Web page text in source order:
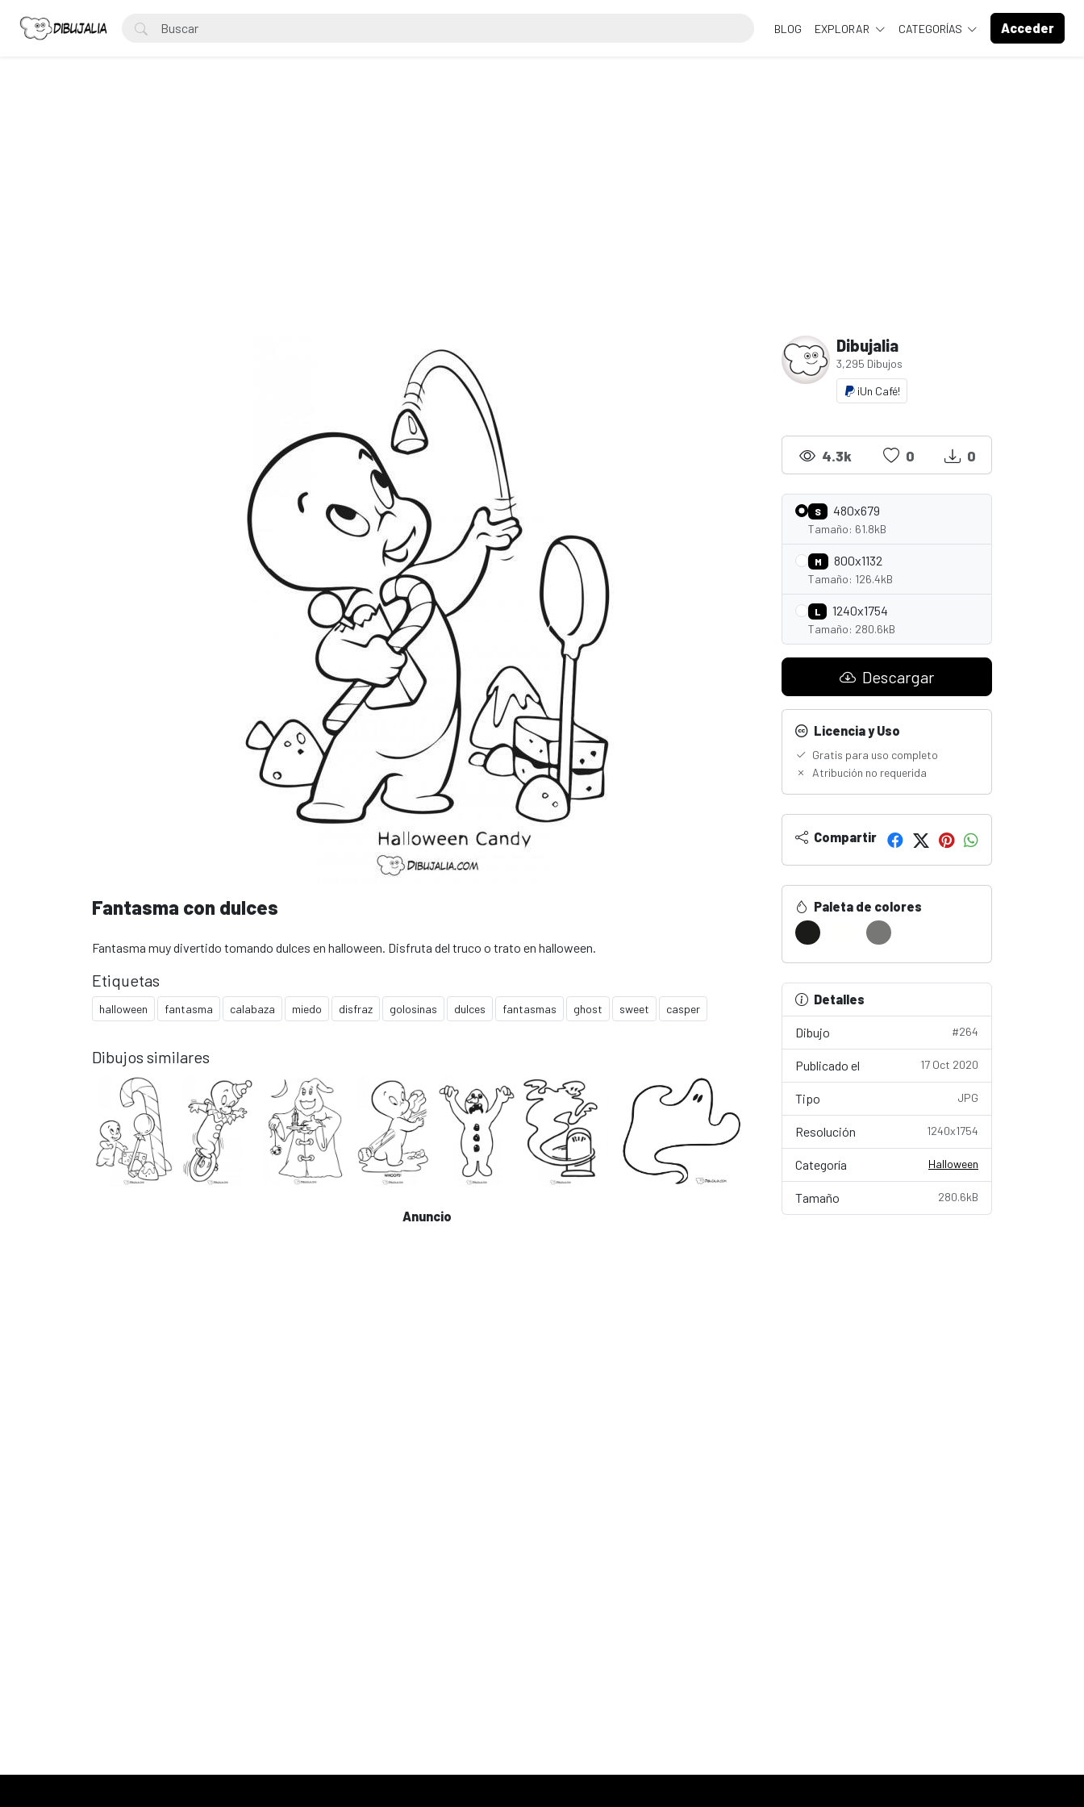
BLOG EXPLORAR CATEGORÍAS Acceder
Fantasma con dulces
Fantasma muy divertido tomando dulces en halloween. Disfruta del truco o trato en halloween.
Etiquetas
halloween fantasma calabaza miedo disfraz golosinas dulces fantasmas ghost sweet casper
Dibujos similares
Anuncio
Dibujalia
3,295 Dibujos
¡Un Café!
4.3k 0 0
S 480x679
Tamaño: 61.8kB
M 800x1132
Tamaño: 126.4kB
L 1240x1754
Tamaño: 280.6kB
Descargar
Licencia y Uso
Gratis para uso completo
Atribución no requerida
Compartir
Paleta de colores
Detalles
Dibujo #264
Publicado el 17 Oct 2020
Tipo JPG
Resolución 1240x1754
Categoría Halloween
Tamaño 280.6kB